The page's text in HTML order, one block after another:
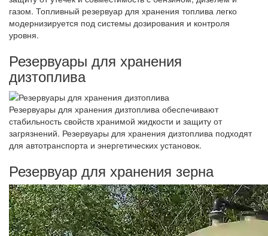
газом. Топливный резервуар для хранения топлива легко
модернизируется под системы дозирования и контроля
уровня.
Резервуары для хранения
дизтоплива
Резервуары для хранения дизтоплива обеспечивают
стабильность свойств хранимой жидкости и защиту от
загрязнений. Резервуары для хранения дизтоплива подходят
для автотранспорта и энергетических установок.
Резервуар для хранения зерна